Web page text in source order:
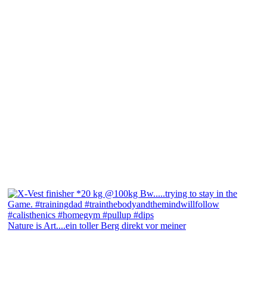
Nature is Art....ein toller Berg direkt vor meiner